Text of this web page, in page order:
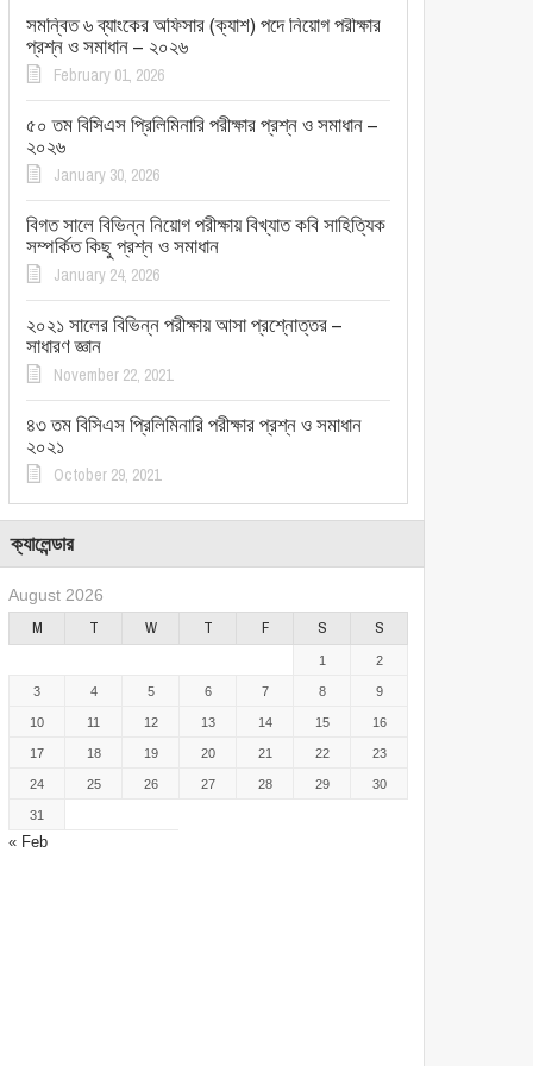
সমন্বিত ৬ ব্যাংকের অফিসার (ক্যাশ) পদে নিয়োগ পরীক্ষার
প্রশ্ন ও সমাধান – ২০২৬
February 01, 2026
৫০ তম বিসিএস প্রিলিমিনারি পরীক্ষার প্রশ্ন ও সমাধান –
২০২৬
January 30, 2026
বিগত সালে বিভিন্ন নিয়োগ পরীক্ষায় বিখ্যাত কবি সাহিত্যিক
সম্পর্কিত কিছু প্রশ্ন ও সমাধান
January 24, 2026
২০২১ সালের বিভিন্ন পরীক্ষায় আসা প্রশ্নোত্তর –
সাধারণ জ্ঞান
November 22, 2021
৪৩ তম বিসিএস প্রিলিমিনারি পরীক্ষার প্রশ্ন ও সমাধান
২০২১
October 29, 2021
ক্যালেন্ডার
August 2026
M T W T F S S
« Feb
1 2
3 4 5 6 7 8 9
10 11 12 13 14 15 16
17 18 19 20 21 22 23
24 25 26 27 28 29 30
31